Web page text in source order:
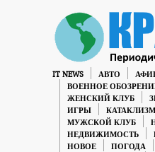
IT NEWS АВТО
ВОЕННОЕ
ЖЕНСКИЙ КЛУБ
ИГРЫ
МУЖСКОЙ КЛУБ
НЕДВИЖИМОСТЬ
НОВОЕ
ПОГОДА